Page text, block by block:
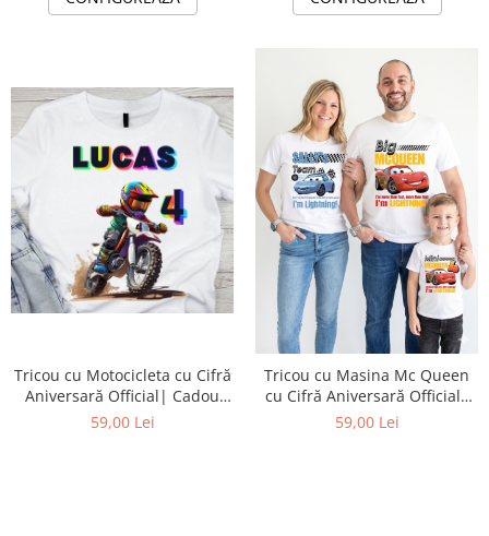
Tricou cu Motocicleta cu Cifră
Aniversară Official| Cadou
Personalizat e-CADOU
59,00 Lei
Tricou cu Masina Mc Queen
cu Cifră Aniversară Official|
Cadou Personalizat e-CADOU
59,00 Lei